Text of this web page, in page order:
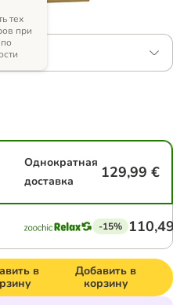
тех
при
Однократная
доставка
129,99 €
-15%
в
Добавить в
корзину